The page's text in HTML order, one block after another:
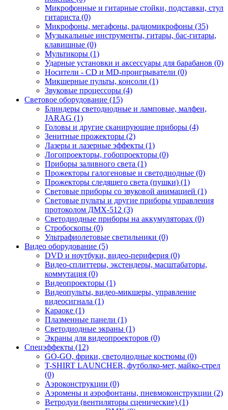
Микрофонные и гитарные стойки, подставки, стул
гитариста (0)
Микрофоны, мегафоны, радиомикрофоны (35)
Музыкальные инструменты, гитары, бас-гитары,
клавишные (0)
Мультикоры (1)
Ударные установки и аксессуары для барабанов (0)
Носители - CD и MD-проигрыватели (0)
Микшерные пульты, консоли (1)
Звуковые процессоры (4)
Световое оборудование (15)
Блиндеры светодиодные и ламповые, малфеи,
JARAG (1)
Головы и другие сканирующие приборы (4)
Зенитные прожекторы (2)
Лазеры и лазерные эффекты (1)
Логопроекторы, гобопроекторы (0)
Приборы заливного света (1)
Прожекторы галогеновые и светодиодные (0)
Прожекторы следящего света (пушки) (1)
Световые приборы со звуковой анимацией (1)
Световые пульты и другие приборы управления
протоколом ДМХ-512 (3)
Светодиодные приборы на аккумуляторах (0)
Стробоскопы (0)
Ультрафиолетовые светильники (0)
Видео оборудование (5)
DVD и ноутбуки, видео-периферия (0)
Видео-сплиттеры, экстендеры, масштабаторы,
коммутация (0)
Видеопроекторы (1)
Видеопульты, видео-микшеры, управление
видеосигнала (1)
Караоке (1)
Плазменные панели (1)
Светодиодные экраны (1)
Экраны для видеопроекторов (0)
Спецэффекты (12)
GO-GO, фрики, светодиодные костюмы (0)
T-SHIRT LAUNCHER, футболко-мет, майко-стрел
(0)
Аэроконструкции (0)
Аэромены и аэрофонтаны, пневмоконструкции (2)
Ветродуи (вентиляторы сценические) (1)